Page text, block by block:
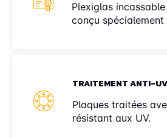
Plexiglas
conçu spécialement
TRAITEMENT ANTI-UV
Plaques traitées
résistant aux UV.